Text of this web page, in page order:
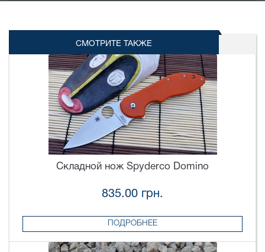
СМОТРИТЕ ТАКЖЕ
Складной нож Spyderco Domino
835.00 грн.
ПОДРОБНЕЕ